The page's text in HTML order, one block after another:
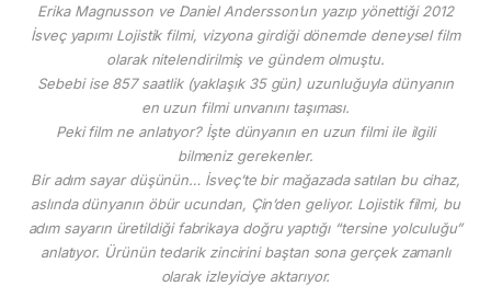
Erika Magnusson ve Daniel Andersson’un yazıp yönettiği 2012
İsveç yapımı Lojistik filmi, vizyona girdiği dönemde deneysel film
olarak nitelendirilmiş ve gündem olmuştu.
Sebebi ise 857 saatlik (yaklaşık 35 gün) uzunluğuyla dünyanın
en uzun filmi unvanını taşıması.
Peki film ne anlatıyor? İşte dünyanın en uzun filmi ile ilgili
bilmeniz gerekenler.
Bir adım sayar düşünün… İsveç’te bir mağazada satılan bu cihaz,
aslında dünyanın öbür ucundan, Çin’den geliyor. Lojistik filmi, bu
adım sayarın üretildiği fabrikaya doğru yaptığı “tersine yolculuğu”
anlatıyor. Ürünün tedarik zincirini baştan sona gerçek zamanlı
olarak izleyiciye aktarıyor.